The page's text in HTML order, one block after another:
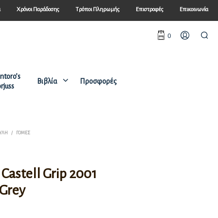
Χρόνοι Παράδοσης Τρόποι Πληρωμής Επιστροφές Επικοινωνία
Βιβλία Προσφορές
0
/ ΓΌΜΕΣ
Grip 2001